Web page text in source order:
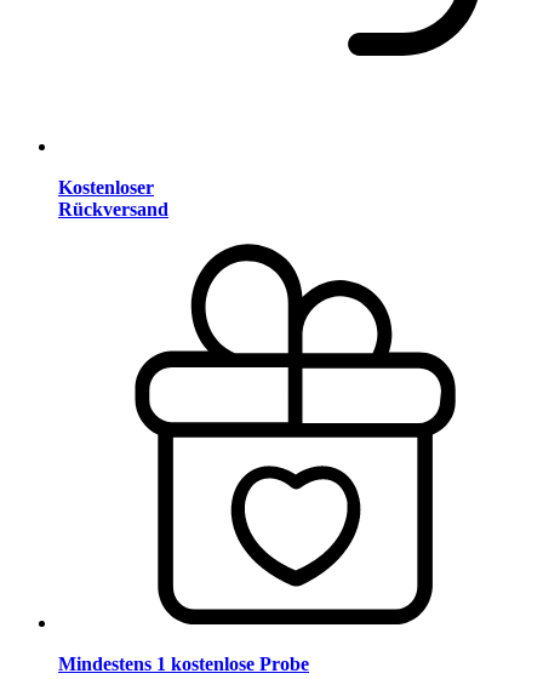
Kostenloser
Rückversand
Mindestens 1 kostenlose Probe